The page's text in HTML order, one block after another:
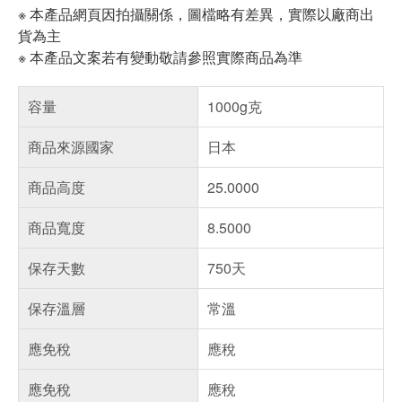
※ 本產品網頁因拍攝關係，圖檔略有差異，實際以廠商出
貨為主
※ 本產品文案若有變動敬請參照實際商品為準
容量
1000g克
商品來源國家
日本
商品高度
25.0000
商品寬度
8.5000
保存天數
750天
保存溫層
常溫
應免稅
應稅
應免稅
應稅